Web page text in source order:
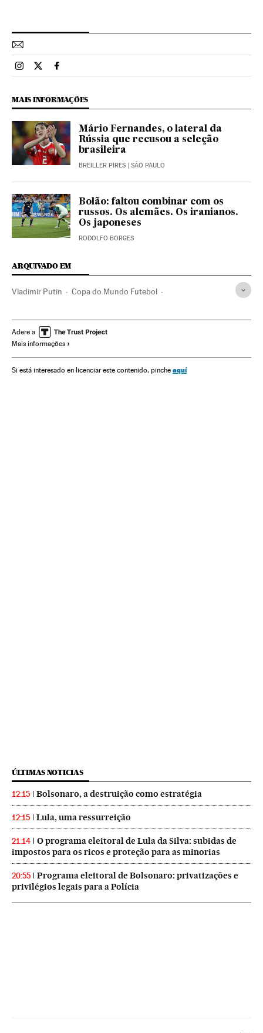
Esportes El País Brasil en Instagram
Esportes El País Brasil en Twitter
Esportes El País Brasil en Facebook
MAIS INFORMAÇÕES
Mário Fernandes, o lateral da
Rússia que recusou a seleção
brasileira
BREILLER PIRES | SÃO PAULO
Bolão: faltou combinar com os
russos. Os alemães. Os iranianos.
Os japoneses
RODOLFO BORGES
ARQUIVADO EM
Vladimir Putin Copa do Mundo Futebol
Futebol Europa Leste Competições
Adere a
Mais informações
Si está interesado en licenciar este contenido, pinche aquí
ÚLTIMAS NOTICIAS
12:15 Bolsonaro, a destruição como estratégia
12:15 Lula, uma ressurreição
21:14
O programa eleitoral de Lula da Silva: subidas de
impostos para os ricos e proteção para as minorias
20:55
Programa eleitoral de Bolsonaro: privatizações e
privilégios legais para a Polícia